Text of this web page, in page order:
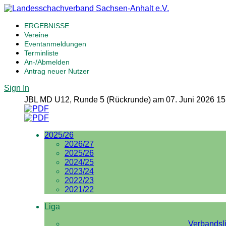
ERGEBNISSE
Vereine
Eventanmeldungen
Terminliste
An-/Abmelden
Antrag neuer Nutzer
Sign In
JBL MD U12, Runde 5 (Rückrunde) am 07. Juni 2026
2025/26
2026/27
2025/26
2024/25
2023/24
2022/23
2021/22
Liga